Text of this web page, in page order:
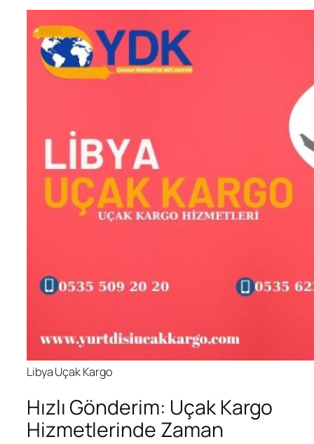
Libya Uçak Kargo
Hızlı Gönderim: Uçak Kargo
Hizmetlerinde Zaman